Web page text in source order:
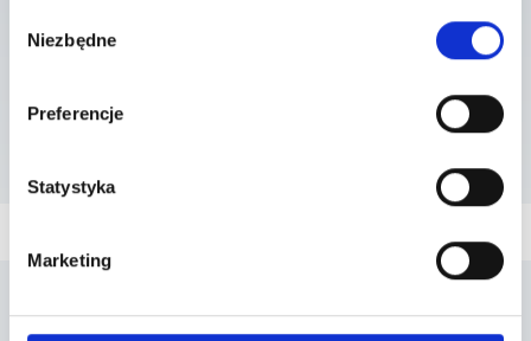
zgody
Niezbędne
Preferencje
Statystyka
Marketing
Lista placówek w
dostępna